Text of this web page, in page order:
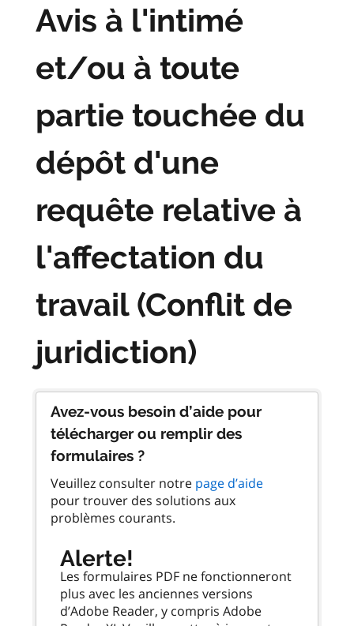
Avis à l'intimé
et/ou à toute
partie touchée du
dépôt d'une
requête relative à
l'affectation du
travail (Conflit de
juridiction)
Avez-vous besoin d’aide pour
télécharger ou remplir des
formulaires ?
Veuillez consulter notre page d’aide
pour trouver des solutions aux
problèmes courants.
Alerte!
Les formulaires PDF ne fonctionneront
plus avec les anciennes versions
d’Adobe Reader, y compris Adobe